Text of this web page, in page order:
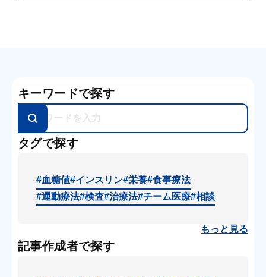
キーワードで探す
タグで探す
#血糖値#インスリン#栄養#食事療法
#運動療法#検査#治療法#チーム医療#相談
もっと見る
記事作成者で探す